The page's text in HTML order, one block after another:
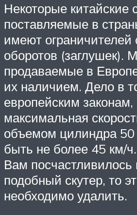
Некоторые китайские
поставляемые в
имеют ограничителей
оборотов (заглушек).
продаваемые в
их наличием. Дело в
европейским законам,
максимальная
объемом цилиндра
быть не более 45 км/
Вам посчастливилось
подобный скутер, то
необходимо удалить.